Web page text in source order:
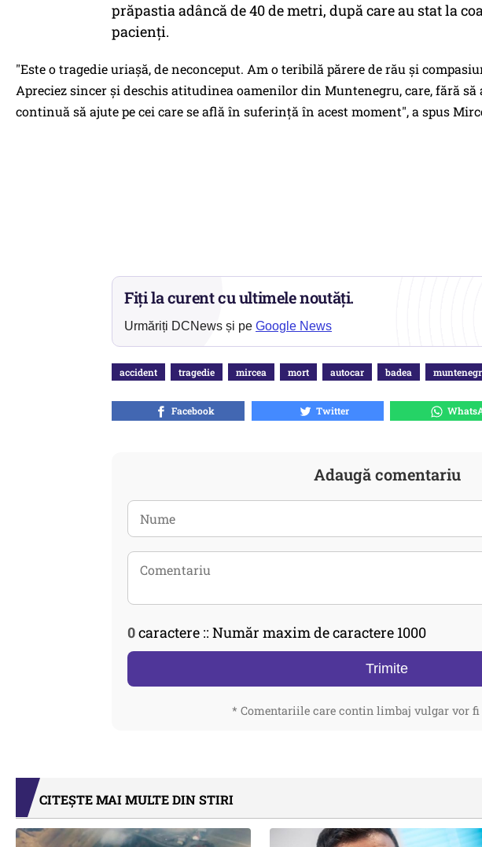
prăpastia adâncă de 40 de metri, după care au stat la
pacienți.
"Este o tragedie uriaşă, de neconceput. Am o teribilă părere de rău şi
Apreciez sincer şi deschis atitudinea oamenilor din Muntenegru, care, fără
continuă să ajute pe cei care se află în suferinţă în acest moment", a spus
Fiți la curent cu ultimele noutăți.
Urmăriți DCNews și pe Google News
accident tragedie mircea mort autocar badea
Facebook Twitter
Adaugă comentariu
0caractere :: Număr maxim de caractere 1000
Trimite
* Comentariile care contin limbaj vulgar vor fi
CITEȘTE MAI MULTE DIN STIRI